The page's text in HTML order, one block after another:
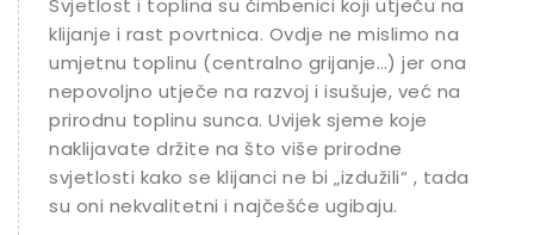
Svjetlost i toplina su čimbenici koji utječu na
klijanje i rast povrtnica. Ovdje ne mislimo na
umjetnu toplinu (centralno grijanje…) jer ona
nepovoljno utječe na razvoj i isušuje, već na
prirodnu toplinu sunca. Uvijek sjeme koje
naklijavate držite na što više prirodne
svjetlosti kako se klijanci ne bi „izdužili“ , tada
su oni nekvalitetni i najčešće ugibaju.